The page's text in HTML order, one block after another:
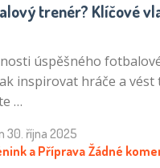
trenér? Klíčové
úspěšného
inspirovat hráče a vést
…
30. října 2025
a Příprava Žádné